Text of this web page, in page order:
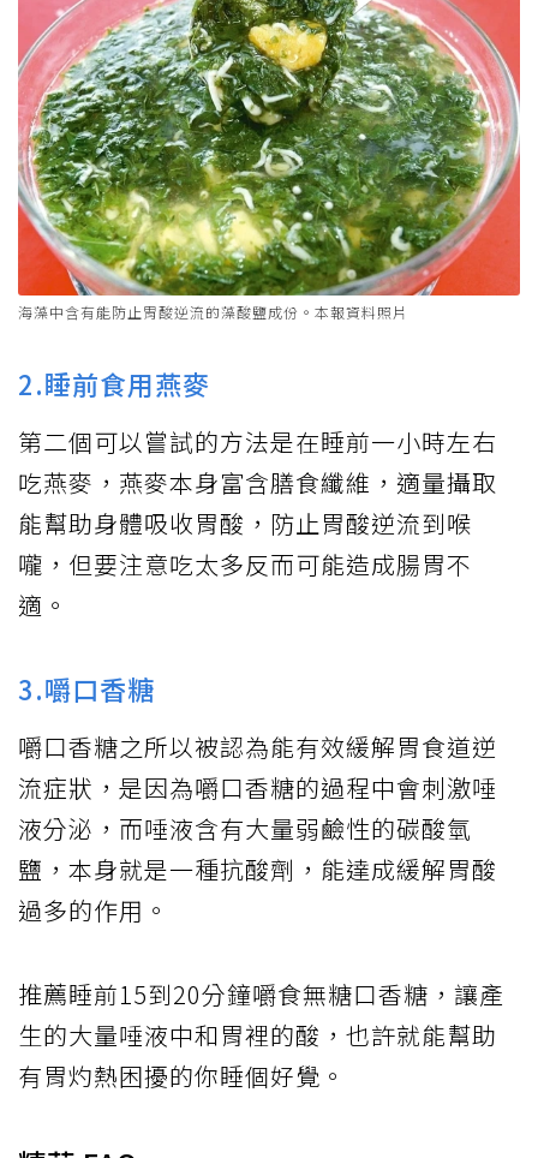
海藻中含有能防止胃酸逆流的藻酸鹽成份。本報資料照片
2.睡前食用燕麥
第二個可以嘗試的方法是在睡前一小時左右
吃燕麥，燕麥本身富含膳食纖維，適量攝取
能幫助身體吸收胃酸，防止胃酸逆流到喉
嚨，但要注意吃太多反而可能造成腸胃不
適。
3.嚼口香糖
嚼口香糖之所以被認為能有效緩解胃食道逆
流症狀，是因為嚼口香糖的過程中會刺激唾
液分泌，而唾液含有大量弱鹼性的碳酸氫
鹽，本身就是一種抗酸劑，能達成緩解胃酸
過多的作用。
推薦睡前15到20分鐘嚼食無糖口香糖，讓產
生的大量唾液中和胃裡的酸，也許就能幫助
有胃灼熱困擾的你睡個好覺。